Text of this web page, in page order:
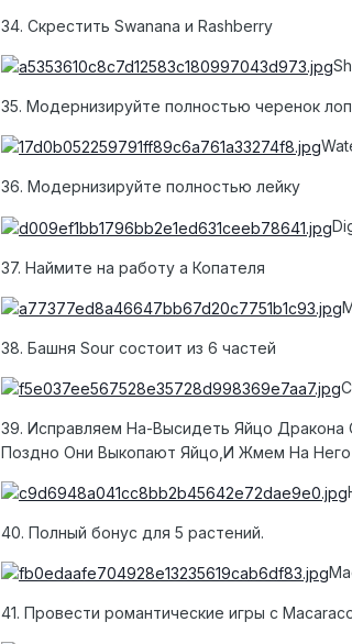
34. Скрестить Swanana и Rashberry
35. Модернизируйте полностью черенок
36. Модернизируйте полностью лейку
37. Наймите на работу a Копателя
38. Башня Sour состоит из 6 частей
39. Исправляем На-Высидеть Яйцо
Поздно Они Выкопают Яйцо,И Жмем На Него
40. Полный бонус для 5 растений.
41. Провести романтические игры с